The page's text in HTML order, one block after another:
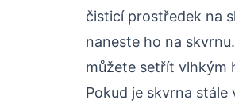
čisticí prostředek na
naneste ho na
můžete setřít vlhkým
Pokud je skvrna stále